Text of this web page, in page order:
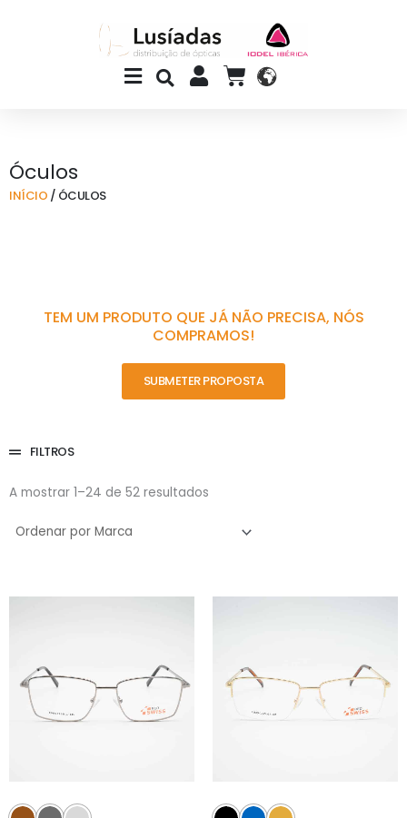
Main
Menu
CART
Óculos
INÍCIO / ÓCULOS
TEM UM PRODUTO QUE JÁ NÃO PRECISA, NÓS
COMPRAMOS!
SUBMETER PROPOSTA
FILTROS
A mostrar 1–24 de 52 resultados